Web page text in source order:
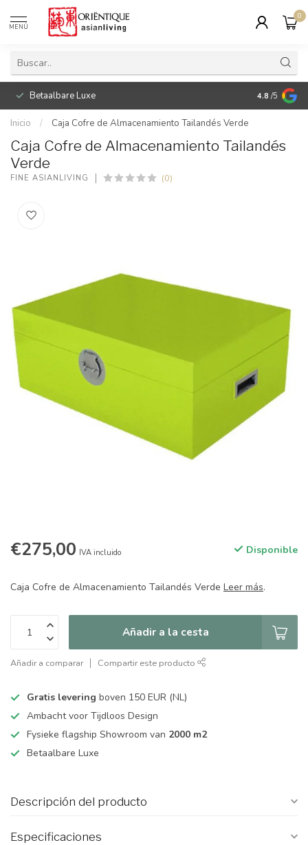
MENÚ
0
Betaalbare Luxe 4.8 /5
Inicio / Caja Cofre de Almacenamiento Tailandés Verde
Caja Cofre de Almacenamiento Tailandés
Verde
FINE ASIANLIVING (0)
€275,00 IVA incluido Disponible
Caja Cofre de Almacenamiento Tailandés Verde Leer más.
Añadir a la cesta
Añadir a comparar Compartir este producto
Gratis levering boven 150 EUR (NL)
Ambacht voor Tijdloos Design
Fysieke flagship Showroom van 2000 m2
Betaalbare Luxe
Descripción del producto
Especificaciones